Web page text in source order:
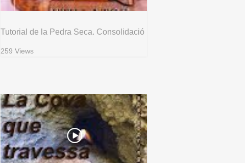
Tutorial de la Pedra Seca. Consolidació
259 Views